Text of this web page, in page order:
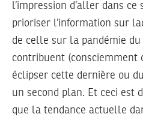
l’impression d’aller dans ce
prioriser l’information sur
de celle sur la pandémie
contribuent (consciemment
éclipser cette dernière ou
un second plan. Et ceci est
que la tendance actuelle